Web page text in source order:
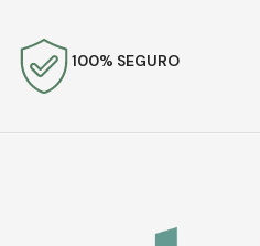
100% SEGURO